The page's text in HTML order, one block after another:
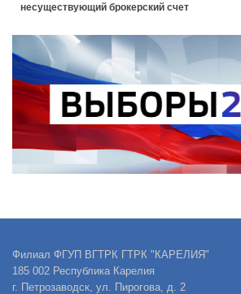
несуществующий брокерский счет
Филиал ФГУП ВГТРК ГТРК "КАРЕЛИЯ"
185 002 Республика Карелия
г. Петрозаводск, ул. Пирогова, д. 2